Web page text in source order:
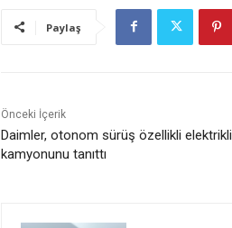
Paylaş
Önceki İçerik
Daimler, otonom sürüş özellikli elektrikli
kamyonunu tanıttı